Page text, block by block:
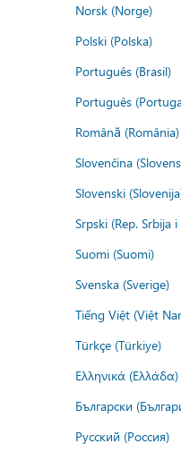
Norsk (Norge)
Polski (Polska)
Português (Brasil)
Português
Română (România)
Slovenčina
Slovenski
Srpski (Rep. Srbija
Suomi (Suomi)
Svenska (Sverige)
Tiếng Việt (Việt
Türkçe (Türkiye)
Ελληνικά (Ελλάδα)
Български
Русский (Россия)